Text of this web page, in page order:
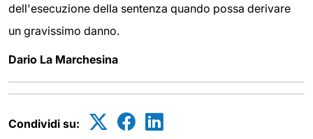
dell'esecuzione della sentenza quando possa derivare
un gravissimo danno.
Dario La Marchesina
Condividi su: